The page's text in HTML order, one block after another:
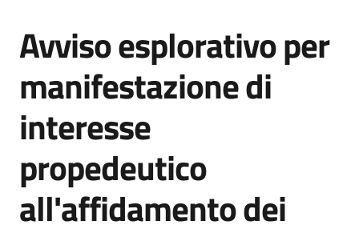
e
strumenti
acquisto
Piattaforme
Salta al contenuto
Avviso esplorativo per
manifestazione di
interesse
propedeutico
all'affidamento dei